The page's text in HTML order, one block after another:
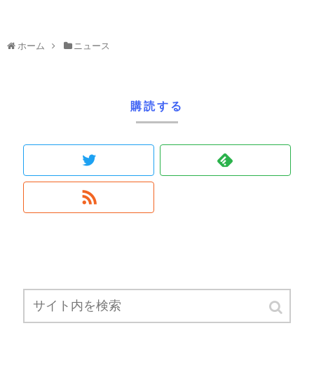
ホーム ニュース
購読する